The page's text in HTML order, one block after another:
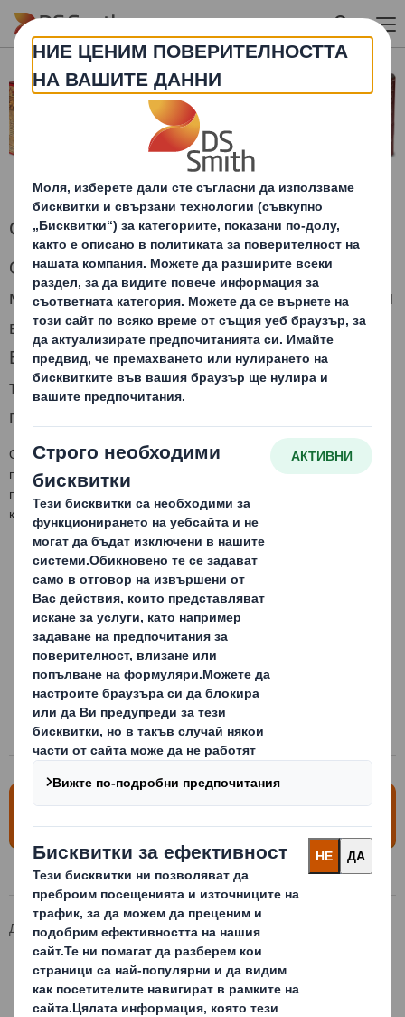
Skip to main content
Опаковки тип „торба в кутия“
Опаковката тип „торба в кутия“ представлява
мек контейнер от пластмаса, който е поставен
в кутия от велпапе с рекламен печат.
Възможности за всички, които произвеждат,
транспортират и продават течни или насипни
продукти.
Опаковката „торба в кутия“ е проектирана по начин, който
позволява изпразването на торбата. Този вид опаковки се
предлагат във всякакви размери и форми и могат да се
комбинират с различни решения за дозиране.
Свържете се с нас за повече
информация
Ди Ес Смит България
Продукти и услуги
Опаковъчни решения
Кашони за опаковане и опаковки от велпапе